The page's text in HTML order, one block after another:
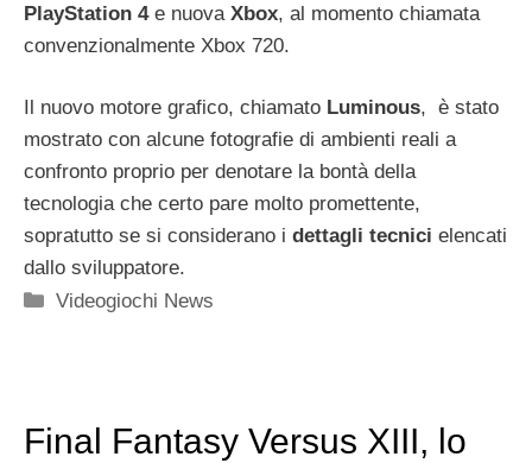
PlayStation 4e nuova Xbox, al momento chiamata
convenzionalmente Xbox 720.
Il nuovo motore grafico, chiamato Luminous, è stato
mostrato con alcune fotografie di ambienti reali a
confronto proprio per denotare la bontà della
tecnologia che certo pare molto promettente,
sopratutto se si considerano i dettagli tecnici elencati
dallo sviluppatore.
Categorie
Videogiochi News
Final Fantasy Versus XIII, lo